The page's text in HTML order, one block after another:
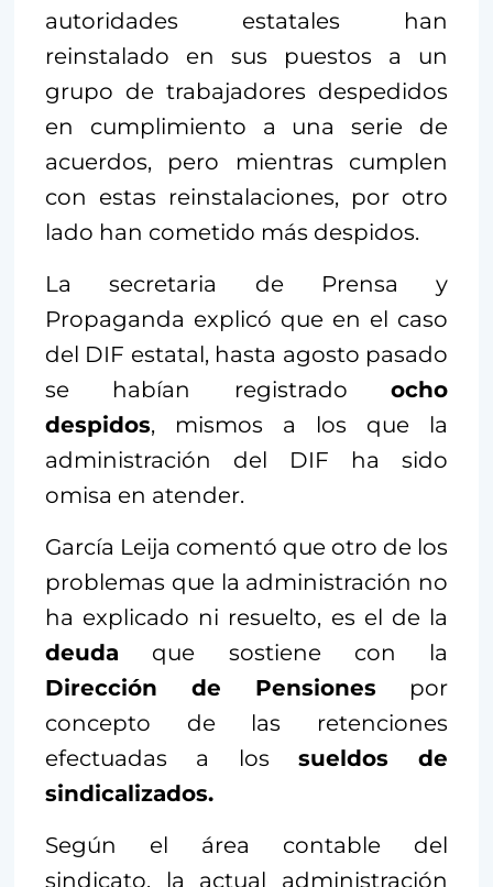
autoridades estatales han
reinstalado en sus puestos a un
grupo de trabajadores despedidos
en cumplimiento a una serie de
acuerdos, pero mientras cumplen
con estas reinstalaciones, por otro
lado han cometido más despidos.
La secretaria de Prensa y
Propaganda explicó que en el caso
del DIF estatal, hasta agosto pasado
se habían registrado ocho
despidos, mismos a los que la
administración del DIF ha sido
omisa en atender.
García Leija comentó que otro de los
problemas que la administración no
ha explicado ni resuelto, es el de la
deuda que sostiene con la
Dirección de Pensiones por
concepto de las retenciones
efectuadas a los sueldos de
sindicalizados.
Según el área contable del
sindicato, la actual administración